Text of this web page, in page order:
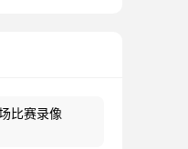
比赛录像